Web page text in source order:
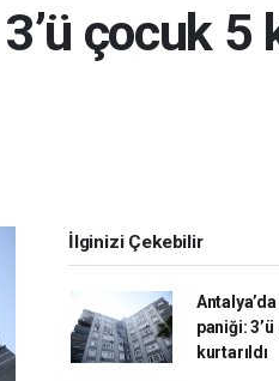
çocuk 5
İlginizi Çekebilir
paniği:
kurtarıldı